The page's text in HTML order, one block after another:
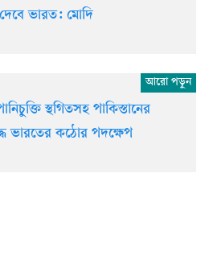
দেবে ভারত: মোদি
স্থগিতসহ পাকিস্তানের
ভারতের কঠোর পদক্ষেপ